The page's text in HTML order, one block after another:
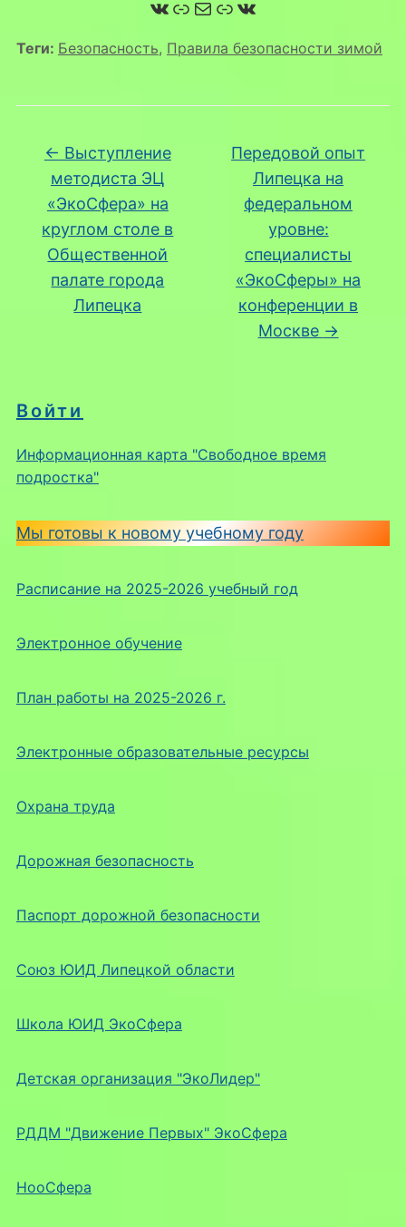
Войти
Информационная карта "Свободное время
подростка"
Мы готовы к новому учебному году
Расписание на 2025-2026 учебный год
Электронное обучение
План работы на 2025-2026 г.
Электронные образовательные ресурсы
Охрана труда
Дорожная безопасность
Паспорт дорожной безопасности
Союз ЮИД Липецкой области
Школа ЮИД ЭкоСфера
Детская организация "ЭкоЛидер"
РДДМ "Движение Первых" ЭкоСфера
НооСфера
ВКонтакте
Ссылка
Почта
Ссылка
ВКонтакте
Теги: Безопасность, Правила безопасности зимой
← Выступление
методиста ЭЦ
«ЭкоСфера» на
круглом столе в
Общественной
палате города
Липецка
Передовой опыт
Липецка на
федеральном
уровне:
специалисты
«ЭкоСферы» на
конференции в
Москве →